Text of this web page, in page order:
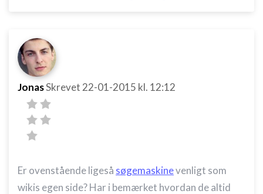
JonasSkrevet 22-01-2015 kl. 12:12
Er ovenstående ligeså søgemaskinevenligt som
wikis egen side? Har i bemærket hvordan de altid